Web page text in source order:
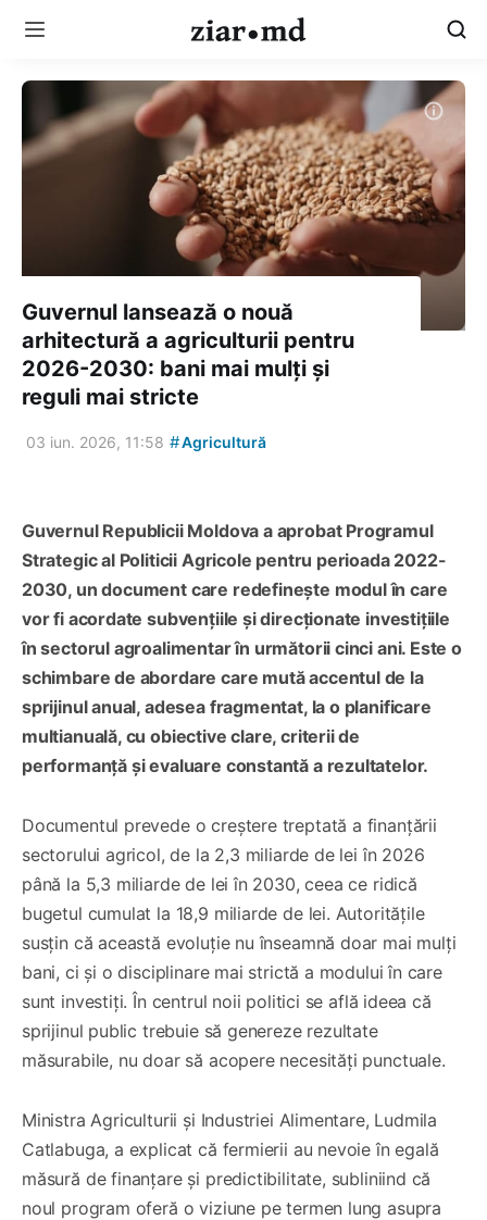
Guvernul lansează o nouă
arhitectură a agriculturii pentru
2026-2030: bani mai mulți și
reguli mai stricte
03 iun. 2026, 11:58 #Agricultură
Guvernul Republicii Moldova a aprobat Programul
Strategic al Politicii Agricole pentru perioada 2022-
2030, un document care redefinește modul în care
vor fi acordate subvențiile și direcționate investițiile
în sectorul agroalimentar în următorii cinci ani. Este o
schimbare de abordare care mută accentul de la
sprijinul anual, adesea fragmentat, la o planificare
multianuală, cu obiective clare, criterii de
performanță și evaluare constantă a rezultatelor.
Documentul prevede o creștere treptată a finanțării
sectorului agricol, de la 2,3 miliarde de lei în 2026
până la 5,3 miliarde de lei în 2030, ceea ce ridică
bugetul cumulat la 18,9 miliarde de lei. Autoritățile
susțin că această evoluție nu înseamnă doar mai mulți
bani, ci și o disciplinare mai strictă a modului în care
sunt investiți. În centrul noii politici se află ideea că
sprijinul public trebuie să genereze rezultate
măsurabile, nu doar să acopere necesități punctuale.
Ministra Agriculturii și Industriei Alimentare, Ludmila
Catlabuga, a explicat că fermierii au nevoie în egală
măsură de finanțare și predictibilitate, subliniind că
noul program oferă o viziune pe termen lung asupra